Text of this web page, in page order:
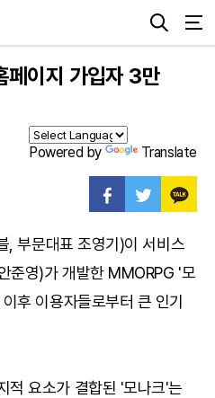
이지 가입자 3만
Powered by Translate
, 부문대표 조영기)이 서비스
준영)가 개발한 MMORPG '모
후 이용자들로부터 큰 인기
적 요소가 결합된 '모나크'는